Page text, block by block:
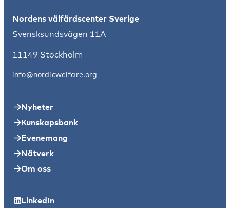
Nordens välfärdscenter Sverige
Svensksundsvägen 11A
11149 Stockholm
info@nordicwelfare.org
Nyheter
Kunskapsbank
Evenemang
Nätverk
Om oss
LinkedIn